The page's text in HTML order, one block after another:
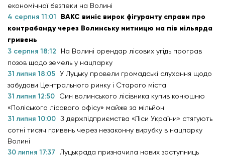
економічної безпеки на Волині
4 серпня 11:01
ВАКС виніс вирок фігуранту справи про
контрабанду через Волинську митницю на пів мільярда
гривень
3 серпня 18:12
На Волині орендар лісових угідь програв
позов щодо земель у нацпарку
31 липня 18:05 У Луцьку провели громадські слухання щодо
забудови Центрального ринку і Старого міста
31 липня 12:50
Син волинського лісівника купив конюшню
«Поліського лісового офісу» майже за мільйон
31 липня 10:00 З держпідприємства «Ліси України» стягують
сотні тисяч гривень через незаконну вирубку в нацпарку
Волині
30 липня 17:37
Луцькрада призначила нових заступниць